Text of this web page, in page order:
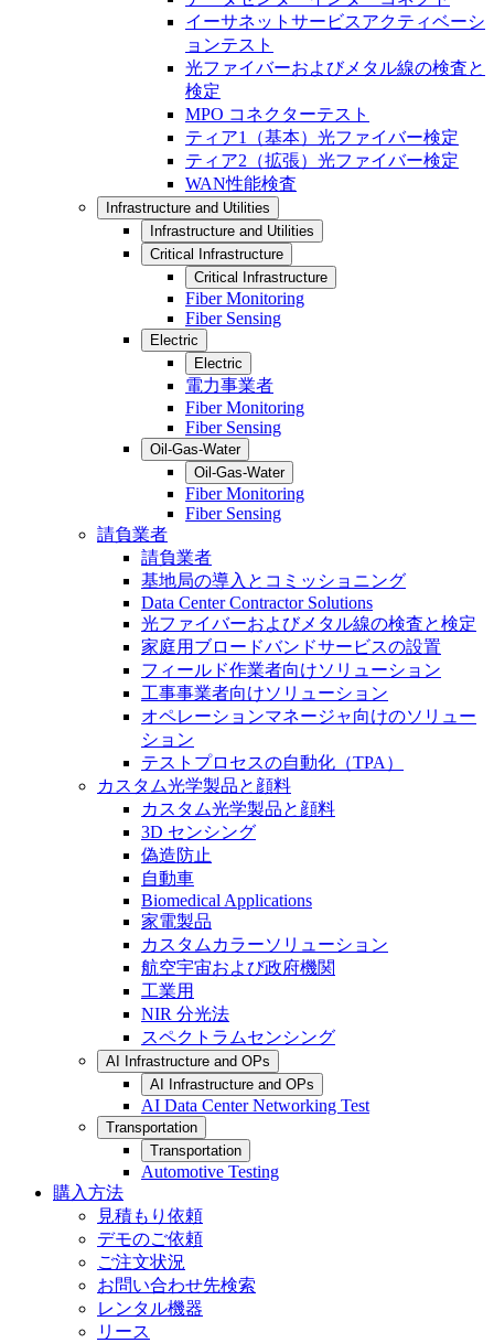
イーサネットサービスアクティベーシ
ョンテスト
光ファイバーおよびメタル線の検査と
検定
MPO コネクターテスト
ティア1（基本）光ファイバー検定
ティア2（拡張）光ファイバー検定
WAN性能検査
Infrastructure and Utilities
Infrastructure and Utilities
Critical Infrastructure
Critical Infrastructure
Fiber Monitoring
Fiber Sensing
Electric
Electric
電力事業者
Fiber Monitoring
Fiber Sensing
Oil-Gas-Water
Oil-Gas-Water
Fiber Monitoring
Fiber Sensing
請負業者
請負業者
基地局の導入とコミッショニング
Data Center Contractor Solutions
光ファイバーおよびメタル線の検査と検定
家庭用ブロードバンドサービスの設置
フィールド作業者向けソリューション
工事事業者向けソリューション
オペレーションマネージャ向けのソリュー
ション
テストプロセスの自動化（TPA）
カスタム光学製品と顔料
カスタム光学製品と顔料
3D センシング
偽造防止
自動車
Biomedical Applications
家電製品
カスタムカラーソリューション
航空宇宙および政府機関
工業用
NIR 分光法
スペクトラムセンシング
AI Infrastructure and OPs
AI Infrastructure and OPs
AI Data Center Networking Test
Transportation
Transportation
Automotive Testing
購入方法
見積もり依頼
デモのご依頼
ご注文状況
お問い合わせ先検索
レンタル機器
リース